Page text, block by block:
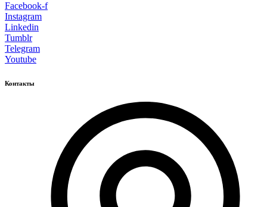
Facebook-f
Instagram
Linkedin
Tumblr
Telegram
Youtube
Контакты